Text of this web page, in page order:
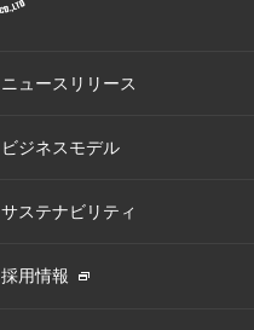
ニュースリリース
ビジネスモデル
サステナビリティ
採用情報